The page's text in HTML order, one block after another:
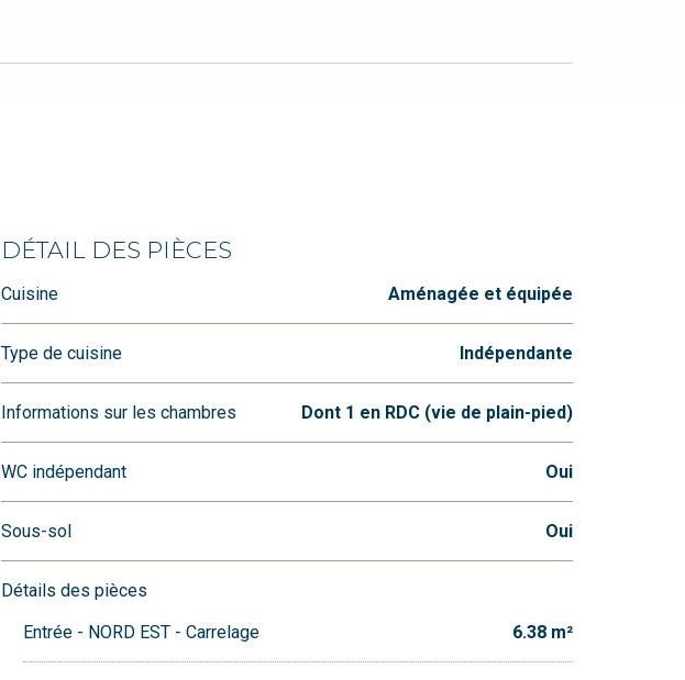
DÉTAIL DES PIÈCES
Cuisine Aménagée et équipée
Type de cuisine Indépendante
Informations sur les chambres Dont 1 en RDC (vie de plain-pied)
WC indépendant Oui
Sous-sol Oui
Détails des pièces
Entrée - NORD EST - Carrelage
6.38 m²